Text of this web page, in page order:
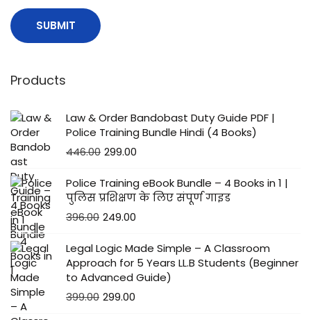
Products
Law & Order Bandobast Duty Guide PDF |
Police Training Bundle Hindi (4 Books)
446.00 299.00
Police Training eBook Bundle – 4 Books in 1 |
पुलिस प्रशिक्षण के लिए संपूर्ण गाइड
396.00 249.00
Legal Logic Made Simple – A Classroom
Approach for 5 Years LL.B Students (Beginner
to Advanced Guide)
399.00 299.00